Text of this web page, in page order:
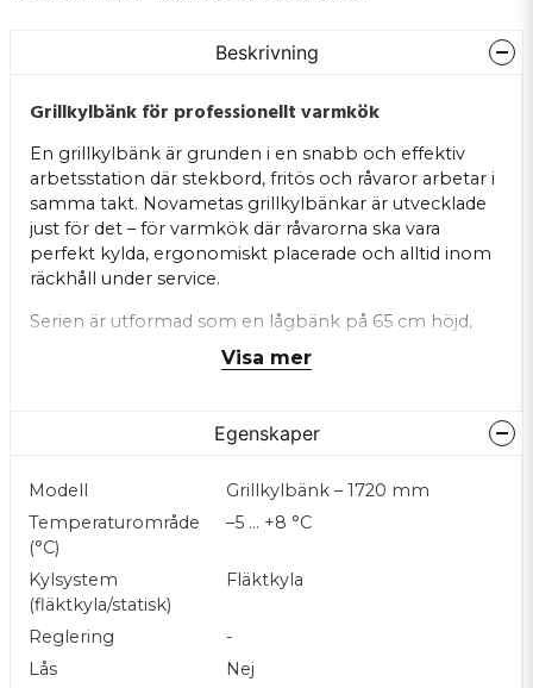
Beskrivning
Grillkylbänk för professionellt varmkök
En grillkylbänk är grunden i en snabb och effektiv
arbetsstation där stekbord, fritös och råvaror arbetar i
samma takt. Novametas grillkylbänkar är utvecklade
just för det – för varmkök där råvarorna ska vara
perfekt kylda, ergonomiskt placerade och alltid inom
räckhåll under service.
Serien är utformad som en lågbänk på 65 cm höjd,
framtagen för att bära stekbord, grillar, fritöser och
annan varmköksutrustning. Tillsammans ger det en
ergonomisk standard i gatukök,
snabbmatsrestauranger och mindre restaurangkök.
sig mindre och arbetar snabbare.
Under tillagningsytan finns kylda draglådor anpassade
för Gastronorm-kantiner, där du förvarar råvarorna
precis där du behöver dem. Det ger ett snabbt och
logiskt arbetsflöde: öppna lådan, ta ingrediensen, lägg
på grillen – utan onödiga steg, böjningar eller avbrott.
Lådorna är 110 % utdragbara, klarar 50 kg och har
Visa mer
Egenskaper
Modell
Grillkylbänk – 1720 mm
Temperaturområde
(°C)
–5 … +8 °C
Kylsystem
(fläktkyla/statisk)
Fläktkyla
Reglering
-
Lås
Nej